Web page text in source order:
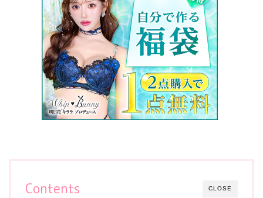
CLOSE
Contents